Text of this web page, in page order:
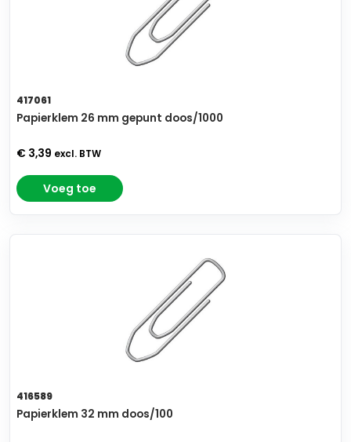
417061
Papierklem 26 mm gepunt doos/1000
€ 3,39 excl. BTW
Voeg toe
416589
Papierklem 32 mm doos/100